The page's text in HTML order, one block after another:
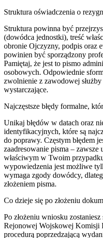
Struktura oświadczenia o
Struktura powinna być
(dowódca jednostki), treść
obronie Ojczyzny, podpis oraz
powinien być sporządzony
Pamiętaj, że jest to pismo
osobowych. Odpowiednie
zwolnienie z zawodowej
wystarczające.
Najczęstsze błędy formalne,
Unikaj błędów w datach oraz
identyfikacyjnych, które są
do poprawy. Częstym błędem
zaadresowanie pisma –
właściwym w Twoim
wypowiedzenia jest możliwe
wymaga zgody dowódcy,
złożeniem pisma.
Co dzieje się po złożeniu
Po złożeniu wniosku
Rejonowej Wojskowej Komisji
procedurą poprzedzającą